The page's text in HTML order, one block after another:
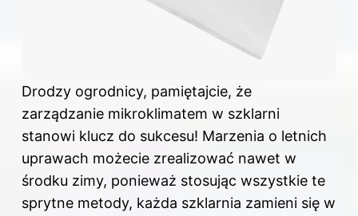
Drodzy ogrodnicy, pamiętajcie, że
zarządzanie mikroklimatem w szklarni
stanowi klucz do sukcesu! Marzenia o letnich
uprawach możecie zrealizować nawet w
środku zimy, ponieważ stosując wszystkie te
sprytne metody, każda szklarnia zamieni się w